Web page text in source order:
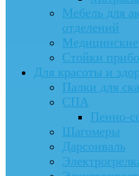
Мебель для
отделений
Стойки
Для красоты и
Палки для
СПА
Пенно-
Шагомеры
Дарсонваль